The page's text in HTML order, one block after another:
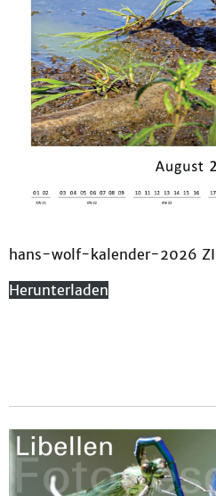
hans-wolf-kalender-2026
Herunterladen